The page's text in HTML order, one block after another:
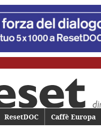
principale
principale
secondario
ResetDOC Caffè Europa